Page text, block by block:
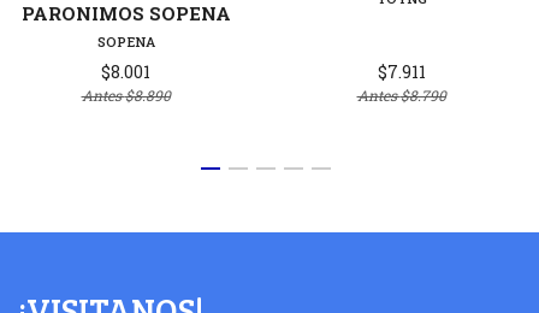
PARONIMOS SOPENA
SOPENA
$8.001
Antes$8.890
$7.911
Antes$8.790